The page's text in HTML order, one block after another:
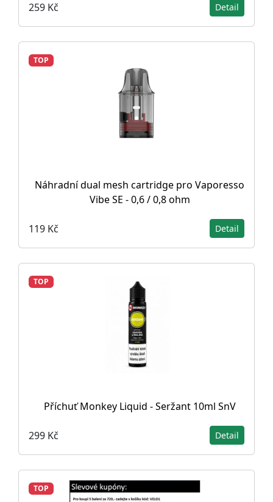
259 Kč Detail
TOP
Náhradní dual mesh cartridge pro Vaporesso
Vibe SE - 0,6 / 0,8 ohm
119 Kč Detail
TOP
Příchuť Monkey Liquid - Seržant 10ml SnV
299 Kč Detail
TOP